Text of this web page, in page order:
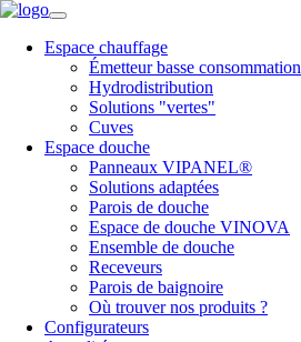
Espace chauffage
Émetteur basse consommation
Hydrodistribution
Solutions "vertes"
Cuves
Espace douche
Panneaux VIPANEL®
Solutions adaptées
Parois de douche
Espace de douche VINOVA
Ensemble de douche
Receveurs
Parois de baignoire
Où trouver nos produits ?
Configurateurs